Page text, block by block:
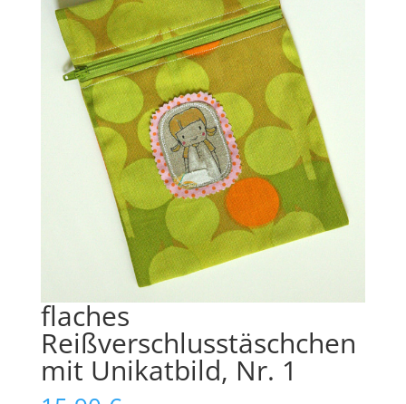
flaches
Reißverschlusstäschchen
mit Unikatbild, Nr. 1